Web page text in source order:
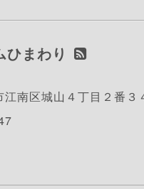
ひまわり
江南区城山４丁目２番３